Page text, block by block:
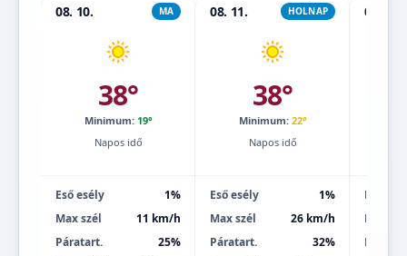
08. 10. MA
38°
Minimum: 19°
Napos idő
Eső esély
1%
Max szél
11 km/h
Páratart.
25%
08. 11. HOLNAP
38°
Minimum: 22°
Napos idő
Eső esély
1%
Max szél
26 km/h
Páratart.
32%
08. 12.
Eső
Max